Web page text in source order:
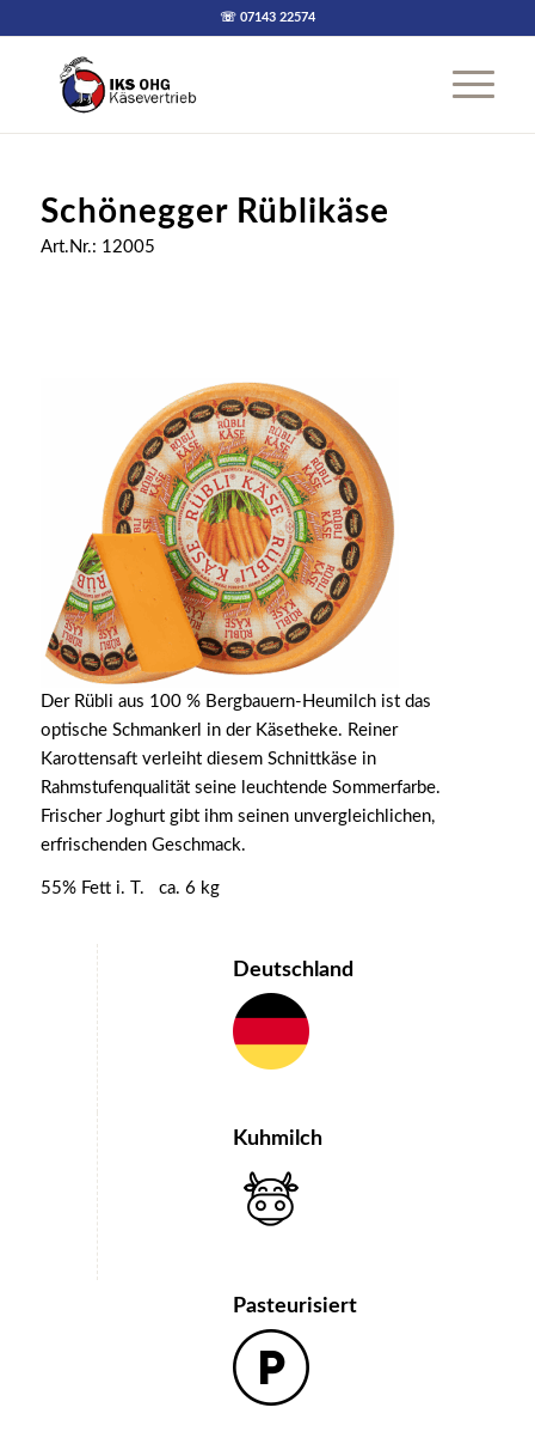
☏ 07143 22574
Schönegger Rüblikäse
Art.Nr.: 12005
Der Rübli aus 100 % Bergbauern-Heumilch ist das
optische Schmankerl in der Käsetheke. Reiner
Karottensaft verleiht diesem Schnittkäse in
Rahmstufenqualität seine leuchtende Sommerfarbe.
Frischer Joghurt gibt ihm seinen unvergleichlichen,
erfrischenden Geschmack.
55% Fett i. T. ca. 6 kg
Deutschland
Kuhmilch
Pasteurisiert